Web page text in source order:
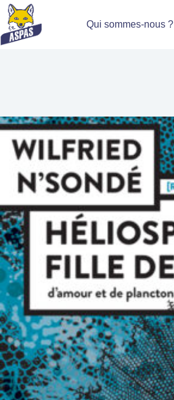
Qui sommes-nous ?